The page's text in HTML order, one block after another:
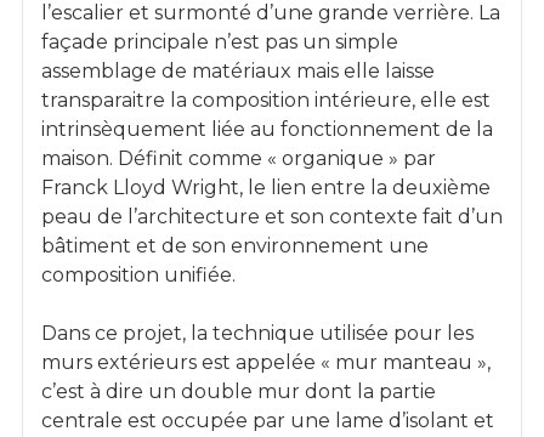
l’escalier et surmonté d’une grande verrière. La
façade principale n’est pas un simple
assemblage de matériaux mais elle laisse
transparaitre la composition intérieure, elle est
intrinsèquement liée au fonctionnement de la
maison. Définit comme « organique » par
Franck Lloyd Wright, le lien entre la deuxième
peau de l’architecture et son contexte fait d’un
bâtiment et de son environnement une
composition unifiée.
Dans ce projet, la technique utilisée pour les
murs extérieurs est appelée « mur manteau »,
c’est à dire un double mur dont la partie
centrale est occupée par une lame d’isolant et